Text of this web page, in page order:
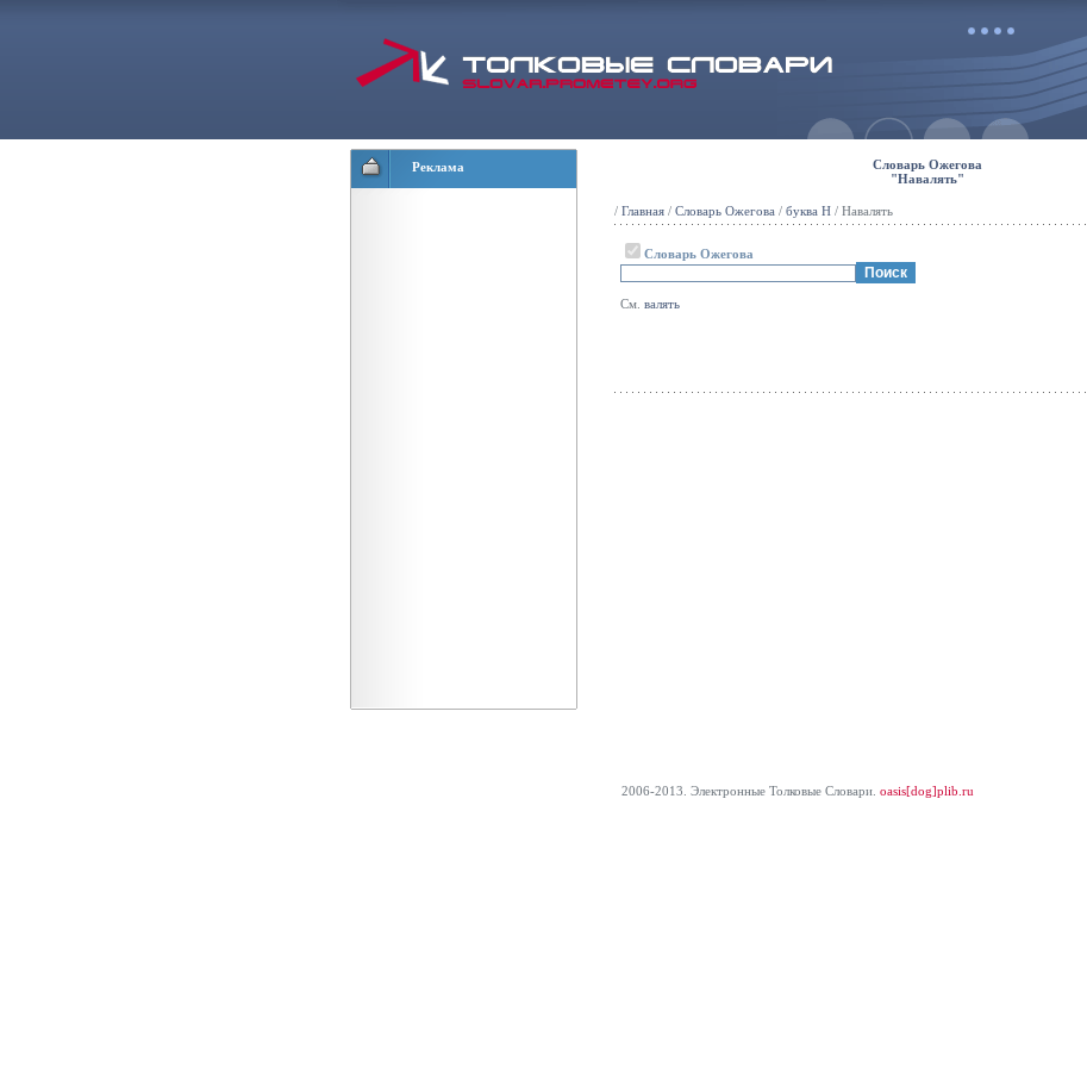
Реклама
Словарь Ожегова
"Навалять"
/ Главная / Словарь Ожегова / буква Н / Навалять
Словарь Ожегова
См. валять
2006-2013. Электронные Толковые Cловари. oasis[dog]plib.ru